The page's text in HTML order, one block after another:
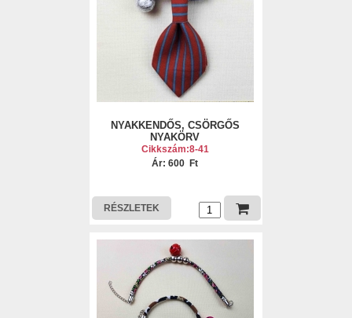
NYAKKENDŐS, CSÖRGŐS
NYAKÖRV
Cikkszám:8-41
Ár: 600 Ft
RÉSZLETEK